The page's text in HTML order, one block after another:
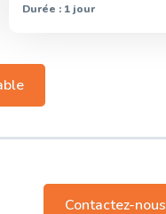
Durée : 1 jour
Contactez-nous